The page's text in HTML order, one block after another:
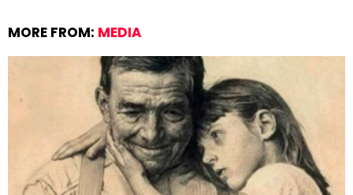
MORE FROM: MEDIA